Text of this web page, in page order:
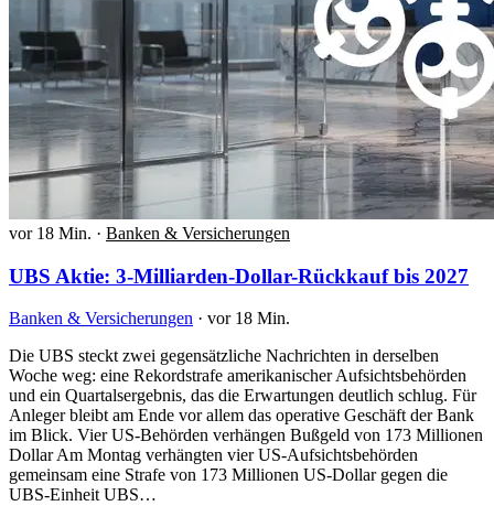
vor 18 Min. · Banken & Versicherungen
UBS Aktie: 3-Milliarden-Dollar-Rückkauf bis 2027
Banken & Versicherungen · vor 18 Min.
Die UBS steckt zwei gegensätzliche Nachrichten in derselben
Woche weg: eine Rekordstrafe amerikanischer Aufsichtsbehörden
und ein Quartalsergebnis, das die Erwartungen deutlich schlug. Für
Anleger bleibt am Ende vor allem das operative Geschäft der Bank
im Blick. Vier US-Behörden verhängen Bußgeld von 173 Millionen
Dollar Am Montag verhängten vier US-Aufsichtsbehörden
gemeinsam eine Strafe von 173 Millionen US-Dollar gegen die
UBS-Einheit UBS…